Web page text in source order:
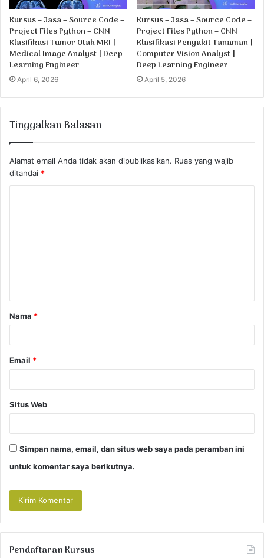
Kursus – Jasa – Source Code –
Project Files Python – CNN
Klasifikasi Tumor Otak MRI |
Medical Image Analyst | Deep
Learning Engineer
April 6, 2026
Kursus – Jasa – Source Code –
Project Files Python – CNN
Klasifikasi Penyakit Tanaman |
Computer Vision Analyst |
Deep Learning Engineer
April 5, 2026
Tinggalkan Balasan
Alamat email Anda tidak akan dipublikasikan. Ruas yang wajib
ditandai *
a
r
Nama *
Email *
Situs Web
Simpan nama, email, dan situs web saya pada peramban ini
untuk komentar saya berikutnya.
Pendaftaran Kursus